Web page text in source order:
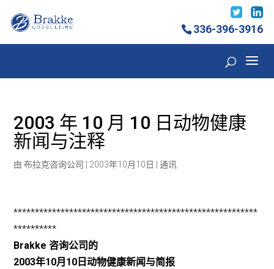
336-396-3916
2003 年 10 月 10 日动物健康
新闻与注释
由布拉克咨询公司 2003年10月10日 |通讯
*********************************************************
**********
Brakke 咨询公司的
2003年10月10日动物健康新闻与简报